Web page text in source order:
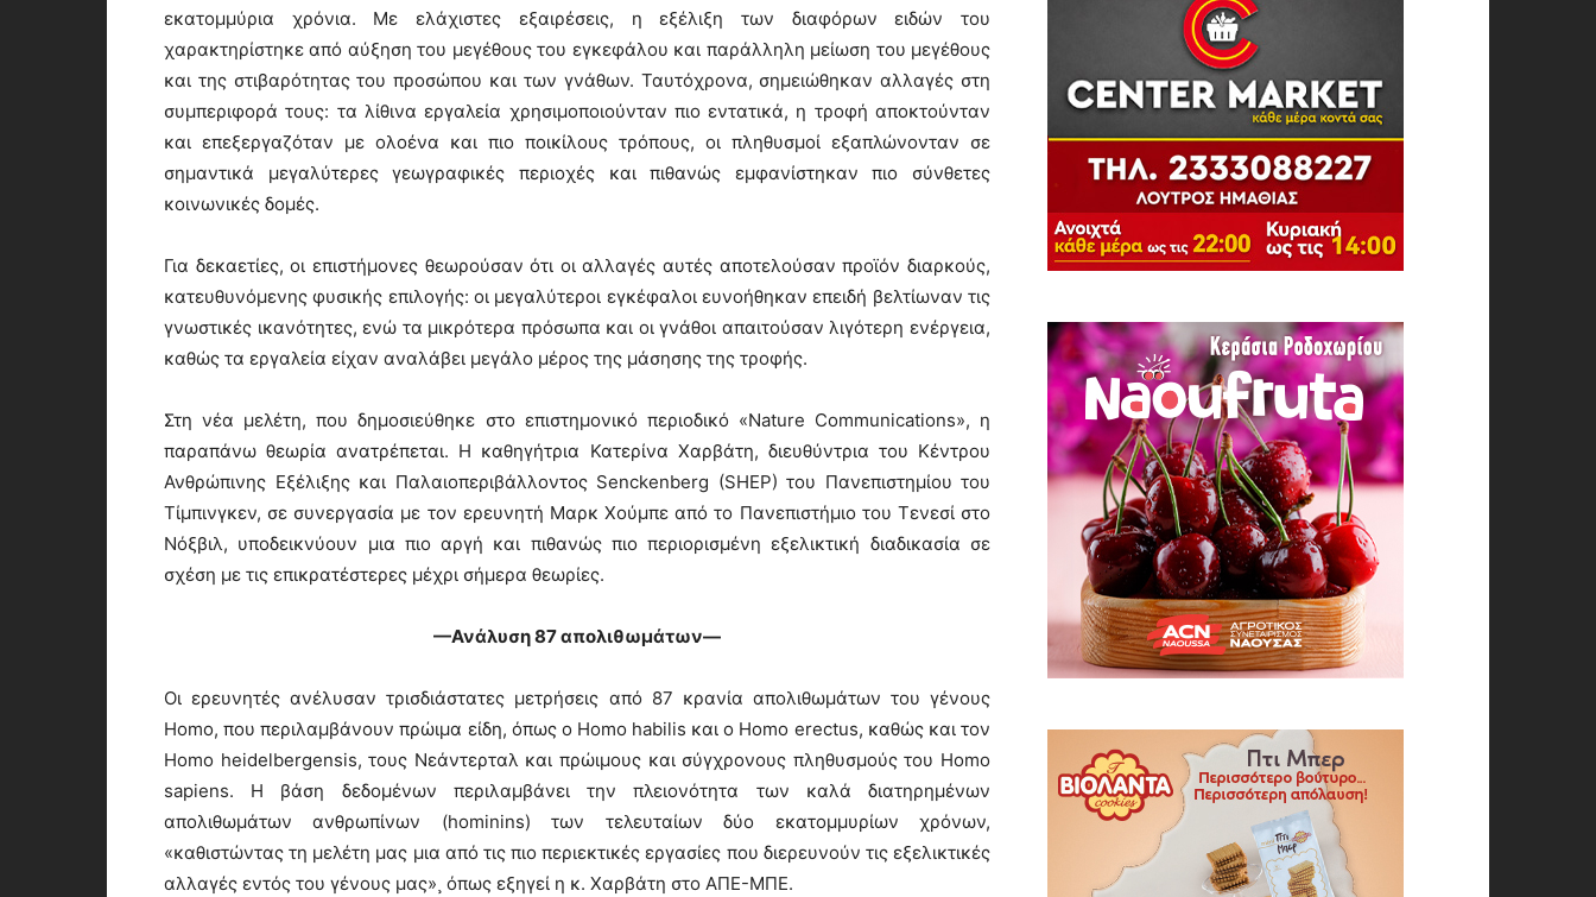
εκατομμύρια χρόνια. Με ελάχιστες εξαιρέσεις, η εξέλιξη των διαφόρων ειδών του
χαρακτηρίστηκε από αύξηση του μεγέθους του εγκεφάλου και παράλληλη μείωση του μεγέθους
και της στιβαρότητας του προσώπου και των γνάθων. Ταυτόχρονα, σημειώθηκαν αλλαγές στη
συμπεριφορά τους: τα λίθινα εργαλεία χρησιμοποιούνταν πιο εντατικά, η τροφή αποκτούνταν
και επεξεργαζόταν με ολοένα και πιο ποικίλους τρόπους, οι πληθυσμοί εξαπλώνονταν σε
σημαντικά μεγαλύτερες γεωγραφικές περιοχές και πιθανώς εμφανίστηκαν πιο σύνθετες
κοινωνικές δομές.
Για δεκαετίες, οι επιστήμονες θεωρούσαν ότι οι αλλαγές αυτές αποτελούσαν προϊόν διαρκούς,
κατευθυνόμενης φυσικής επιλογής: οι μεγαλύτεροι εγκέφαλοι ευνοήθηκαν επειδή βελτίωναν τις
γνωστικές ικανότητες, ενώ τα μικρότερα πρόσωπα και οι γνάθοι απαιτούσαν λιγότερη ενέργεια,
καθώς τα εργαλεία είχαν αναλάβει μεγάλο μέρος της μάσησης της τροφής.
Στη νέα μελέτη, που δημοσιεύθηκε στο επιστημονικό περιοδικό «Nature Communications», η
παραπάνω θεωρία ανατρέπεται. Η καθηγήτρια Κατερίνα Χαρβάτη, διευθύντρια του Κέντρου
Ανθρώπινης Εξέλιξης και Παλαιοπεριβάλλοντος Senckenberg (SHEP) του Πανεπιστημίου του
Τίμπινγκεν, σε συνεργασία με τον ερευνητή Μαρκ Χούμπε από το Πανεπιστήμιο του Τενεσί στο
Νόξβιλ, υποδεικνύουν μια πιο αργή και πιθανώς πιο περιορισμένη εξελικτική διαδικασία σε
σχέση με τις επικρατέστερες μέχρι σήμερα θεωρίες.
—Ανάλυση 87 απολιθωμάτων—
Οι ερευνητές ανέλυσαν τρισδιάστατες μετρήσεις από 87 κρανία απολιθωμάτων του γένους
Homo, που περιλαμβάνουν πρώιμα είδη, όπως ο Homo habilis και ο Homo erectus, καθώς και τον
Homo heidelbergensis, τους Νεάντερταλ και πρώιμους και σύγχρονους πληθυσμούς του Homo
sapiens. Η βάση δεδομένων περιλαμβάνει την πλειονότητα των καλά διατηρημένων
απολιθωμάτων ανθρωπίνων (hominins) των τελευταίων δύο εκατομμυρίων χρόνων,
«καθιστώντας τη μελέτη μας μια από τις πιο περιεκτικές εργασίες που διερευνούν τις εξελικτικές
αλλαγές εντός του γένους μας»¸ όπως εξηγεί η κ. Χαρβάτη στο ΑΠΕ-ΜΠΕ.